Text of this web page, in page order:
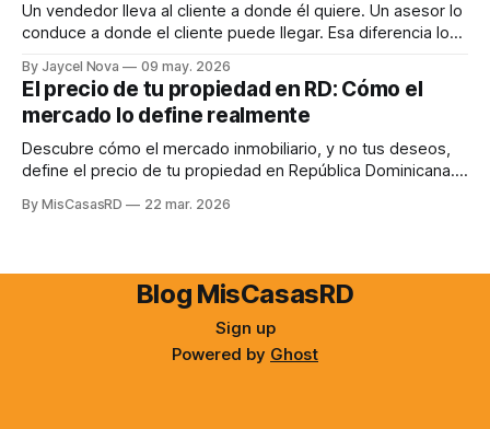
Un vendedor lleva al cliente a donde él quiere. Un asesor lo
conduce a donde el cliente puede llegar. Esa diferencia lo
By Jaycel Nova 09 may. 2026
El precio de tu propiedad en RD: Cómo el
mercado lo define realmente
Descubre cómo el mercado inmobiliario, y no tus deseos,
define el precio de tu propiedad en República Dominicana.
By MisCasasRD 22 mar. 2026
Blog MisCasasRD
Sign up
Powered by Ghost